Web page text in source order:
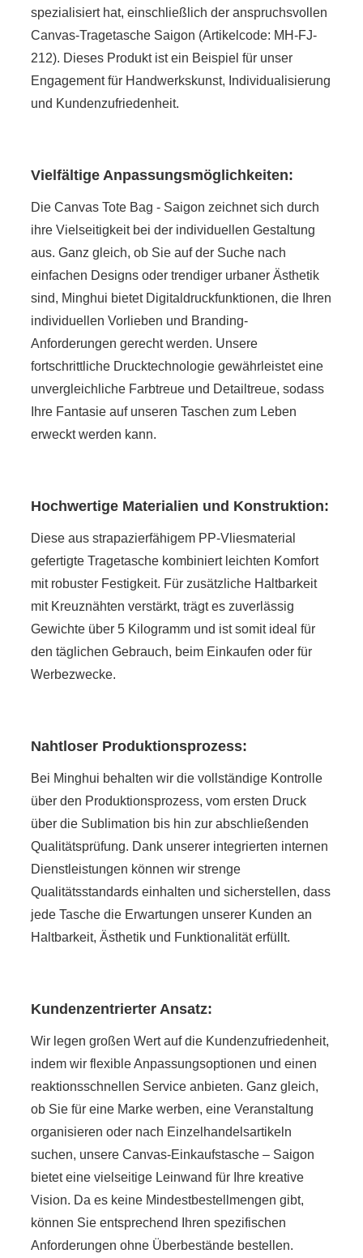
spezialisiert hat, einschließlich der anspruchsvollen
Canvas-Tragetasche Saigon (Artikelcode: MH-FJ-
212). Dieses Produkt ist ein Beispiel für unser
Engagement für Handwerkskunst, Individualisierung
und Kundenzufriedenheit.
Vielfältige Anpassungsmöglichkeiten:
Die Canvas Tote Bag - Saigon zeichnet sich durch
ihre Vielseitigkeit bei der individuellen Gestaltung
aus. Ganz gleich, ob Sie auf der Suche nach
einfachen Designs oder trendiger urbaner Ästhetik
sind, Minghui bietet Digitaldruckfunktionen, die Ihren
individuellen Vorlieben und Branding-
Anforderungen gerecht werden. Unsere
fortschrittliche Drucktechnologie gewährleistet eine
unvergleichliche Farbtreue und Detailtreue, sodass
Ihre Fantasie auf unseren Taschen zum Leben
erweckt werden kann.
Hochwertige Materialien und Konstruktion:
Diese aus strapazierfähigem PP-Vliesmaterial
gefertigte Tragetasche kombiniert leichten Komfort
mit robuster Festigkeit. Für zusätzliche Haltbarkeit
mit Kreuznähten verstärkt, trägt es zuverlässig
Gewichte über 5 Kilogramm und ist somit ideal für
den täglichen Gebrauch, beim Einkaufen oder für
Werbezwecke.
Nahtloser Produktionsprozess:
Bei Minghui behalten wir die vollständige Kontrolle
über den Produktionsprozess, vom ersten Druck
über die Sublimation bis hin zur abschließenden
Qualitätsprüfung. Dank unserer integrierten internen
Dienstleistungen können wir strenge
Qualitätsstandards einhalten und sicherstellen, dass
jede Tasche die Erwartungen unserer Kunden an
Haltbarkeit, Ästhetik und Funktionalität erfüllt.
Kundenzentrierter Ansatz:
Wir legen großen Wert auf die Kundenzufriedenheit,
indem wir flexible Anpassungsoptionen und einen
reaktionsschnellen Service anbieten. Ganz gleich,
ob Sie für eine Marke werben, eine Veranstaltung
organisieren oder nach Einzelhandelsartikeln
suchen, unsere Canvas-Einkaufstasche – Saigon
bietet eine vielseitige Leinwand für Ihre kreative
Vision. Da es keine Mindestbestellmengen gibt,
können Sie entsprechend Ihren spezifischen
Anforderungen ohne Überbestände bestellen.